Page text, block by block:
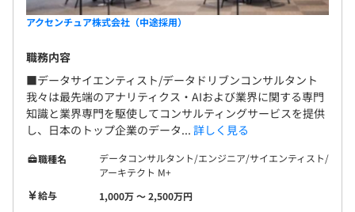
アクセンチュア株式会社（中途採用）
職務内容
■データサイエンティスト/データドリブンコンサルタント
我々は最先端のアナリティクス・AIおよび業界に関する専門
知識と業界専門を駆使してコンサルティングサービスを提供
し、日本のトップ企業のデータ... 詳しく見る
職種名
データコンサルタント/エンジニア/サイエンティスト/
アーキテクト M+
給与
1,000万 〜 2,500万円